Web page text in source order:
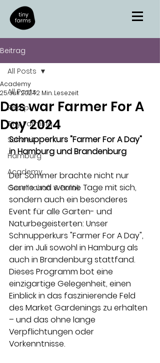
Beitrag
All Posts
Rezept
Tiny Farming
Schweiz
Hamburg
Academy
Gesellschaft & Politik
All Posts
Das war Farmer For A
Day 2024
Academy
25. Juli 20242 Min. Lesezeit
Schnupperkurs "Farmer For A Day"
in Hamburg und Brandenburg
Der Sommer brachte nicht nur
Sonne und warme Tage mit sich,
sondern auch ein besonderes
Event für alle Garten- und
Naturbegeisterten: Unser
Schnupperkurs "Farmer For A Day",
der im Juli sowohl in Hamburg als
auch in Brandenburg stattfand.
Dieses Programm bot eine
einzigartige Gelegenheit, einen
Einblick in das faszinierende Feld
des Market Gardenings zu erhalten
– und das ohne lange
Verpflichtungen oder
Vorkenntnisse.